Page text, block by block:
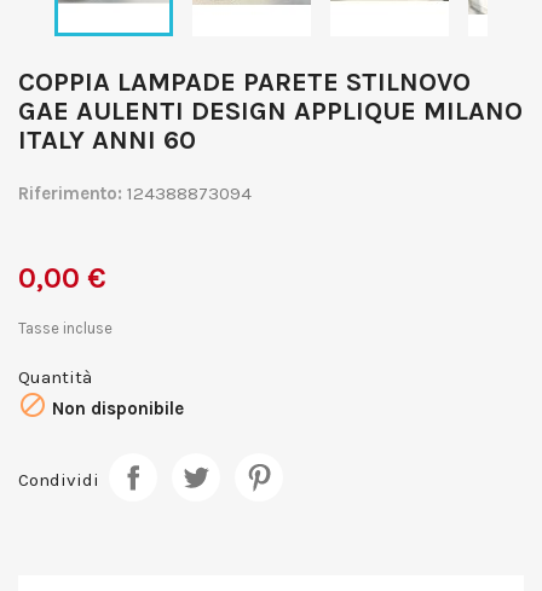
COPPIA LAMPADE PARETE STILNOVO
GAE AULENTI DESIGN APPLIQUE MILANO
ITALY ANNI 60
Riferimento: 124388873094
0,00 €
Tasse incluse
Quantità
 Non disponibile
Condividi